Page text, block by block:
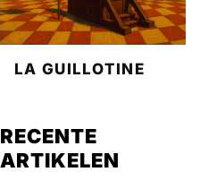
LA GUILLOTINE
RECENTE
ARTIKELEN